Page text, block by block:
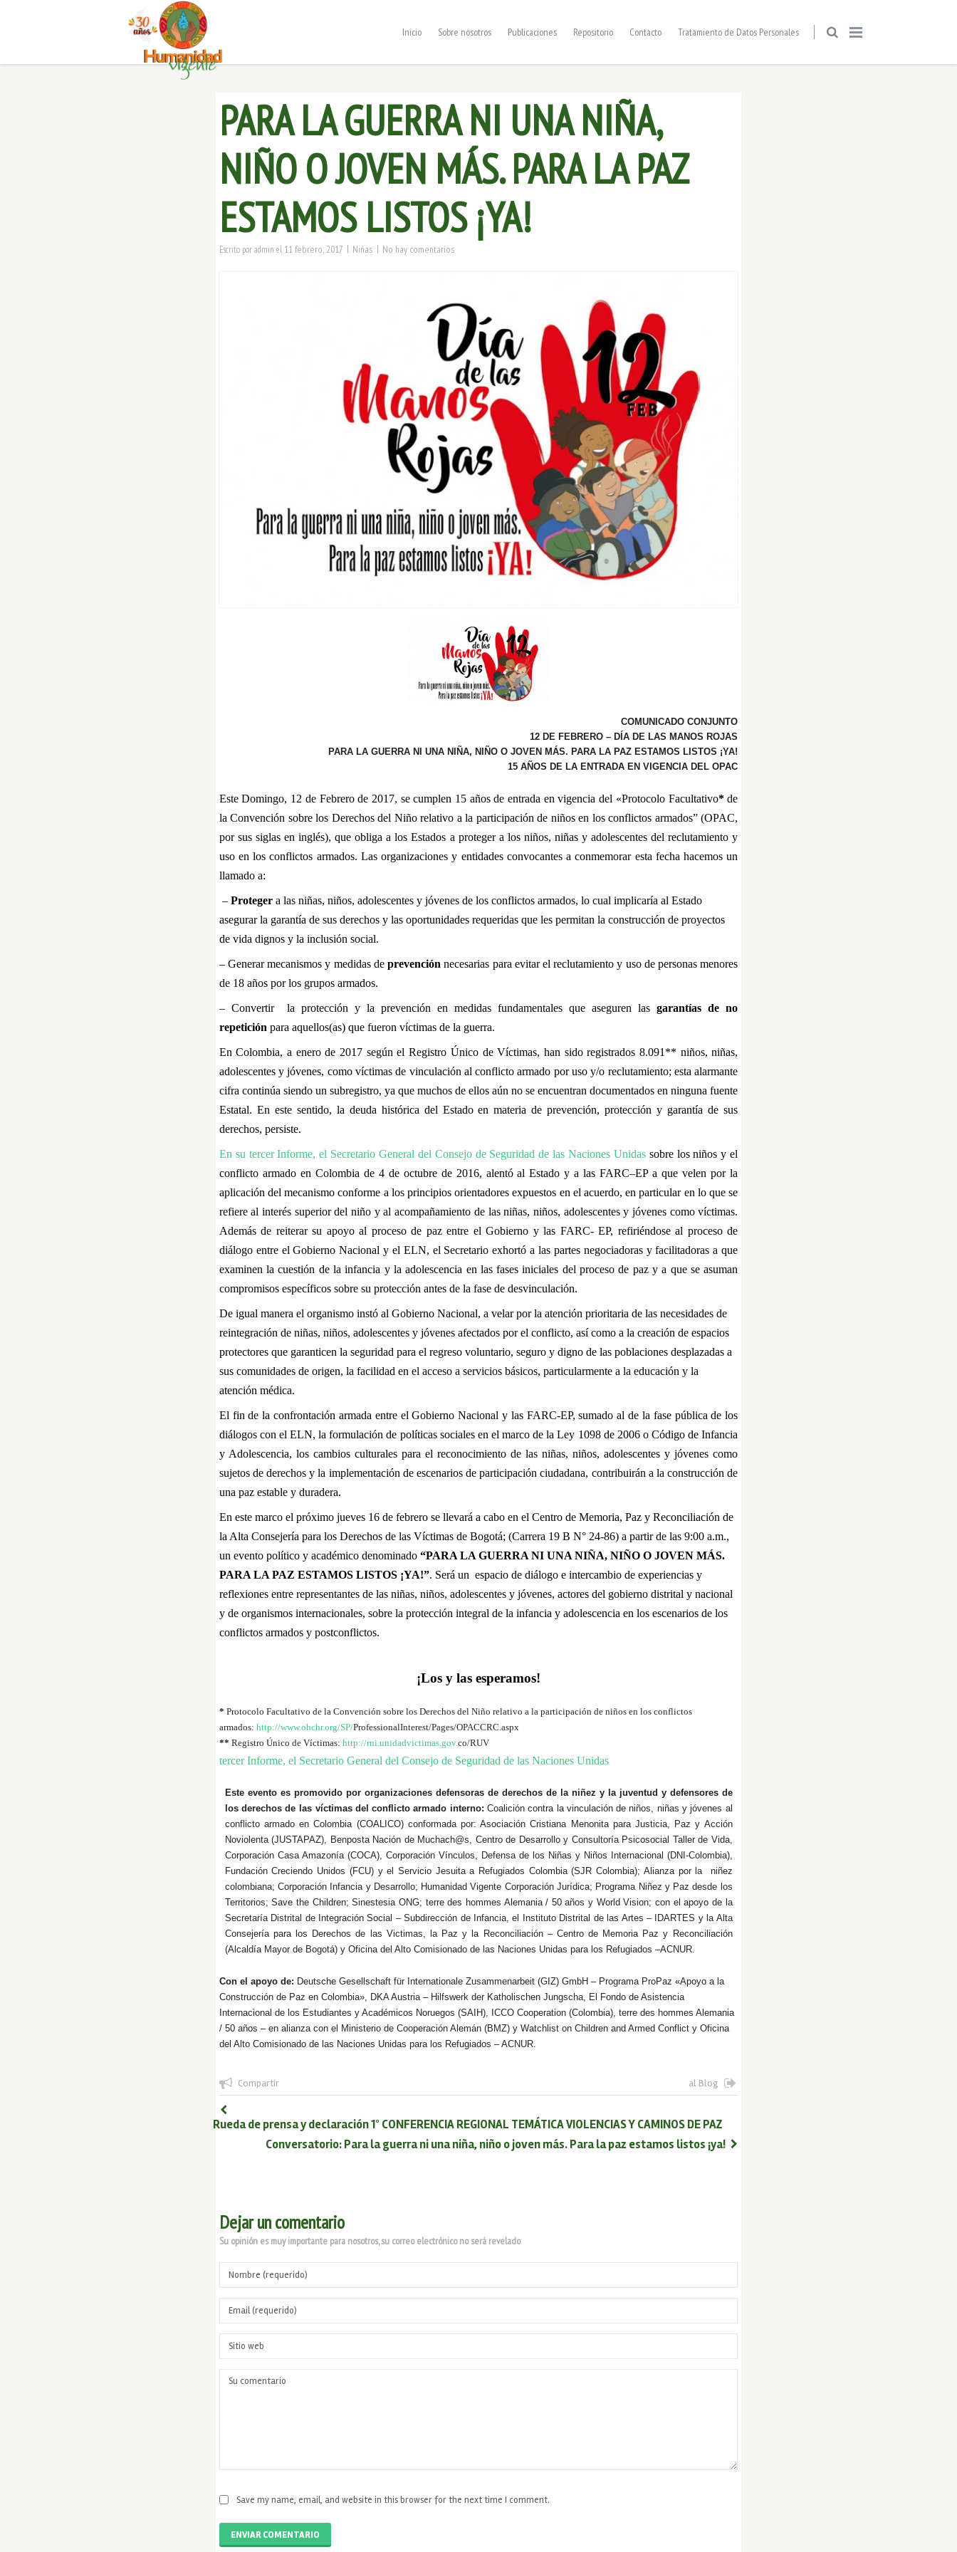
Inicio Sobre nosotros Publicaciones Repositorio Contacto Tratamiento de Datos Personales
PARA LA GUERRA NI UNA NIÑA,
NIÑO O JOVEN MÁS. PARA LA PAZ
ESTAMOS LISTOS ¡YA!
Escrito poradmin el 11 febrero, 2017 | Niñas | No hay comentarios
COMUNICADO CONJUNTO
12 DE FEBRERO – DÍA DE LAS MANOS ROJAS
PARA LA GUERRA NI UNA NIÑA, NIÑO O JOVEN MÁS. PARA LA PAZ ESTAMOS LISTOS ¡YA!
15 AÑOS DE LA ENTRADA EN VIGENCIA DEL OPAC
Este Domingo, 12 de Febrero de 2017, se cumplen 15 años de entrada en vigencia del «Protocolo Facultativo*de
la Convención sobre los Derechos del Niño relativo a la participación de niños en los conflictos armados” (OPAC,
por sus siglas en inglés), que obliga a los Estados a proteger a los niños, niñas y adolescentes del reclutamiento y
uso en los conflictos armados. Las organizaciones y entidades convocantes a conmemorar esta fecha hacemos un
llamado a:
– Protegera las niñas, niños, adolescentes y jóvenes de los conflictos armados, lo cual implicaría al Estado
asegurar la garantía de sus derechos y las oportunidades requeridas que les permitan la construcción de proyectos
de vida dignos y la inclusión social.
– Generar mecanismos y medidas deprevención necesarias para evitar el reclutamiento y uso de personas menores
de 18 años por los grupos armados.
– Convertir la protección y la prevención en medidas fundamentales que aseguren lasgarantías de no
repetición para aquellos(as) que fueron víctimas de la guerra.
En Colombia, a enero de 2017 según el Registro Único de Víctimas, han sido registrados 8.091** niños, niñas,
adolescentes y jóvenes, como víctimas de vinculación al conflicto armado por uso y/o reclutamiento; esta alarmante
cifra continúa siendo un subregistro, ya que muchos de ellos aún no se encuentran documentados en ninguna fuente
Estatal. En este sentido, la deuda histórica del Estado en materia de prevención, protección y garantía de sus
derechos, persiste.
En su tercer Informe, el Secretario General del Consejo de Seguridad de las Naciones Unidassobre los niños y el
conflicto armado en Colombia de 4 de octubre de 2016, alentó al Estado y a las FARC–EP a que velen por la
aplicación del mecanismo conforme a los principios orientadores expuestos en el acuerdo, en particular en lo que se
refiere al interés superior del niño y al acompañamiento de las niñas, niños, adolescentes y jóvenes como víctimas.
Además de reiterar su apoyo al proceso de paz entre el Gobierno y las FARC- EP, refiriéndose al proceso de
diálogo entre el Gobierno Nacional y el ELN, el Secretario exhortó a las partes negociadoras y facilitadoras a que
examinen la cuestión de la infancia y la adolescencia en las fases iniciales del proceso de paz y a que se asuman
compromisos específicos sobre su protección antes de la fase de desvinculación.
De igual manera el organismo instó al Gobierno Nacional, a velar por la atención prioritaria de las necesidades de
reintegración de niñas, niños, adolescentes y jóvenes afectados por el conflicto, así como a la creación de espacios
protectores que garanticen la seguridad para el regreso voluntario, seguro y digno de las poblaciones desplazadas a
sus comunidades de origen, la facilidad en el acceso a servicios básicos, particularmente a la educación y la
atención médica.
El fin de la confrontación armada entre el Gobierno Nacional y las FARC-EP, sumado al de la fase pública de los
diálogos con el ELN, la formulación de políticas sociales en el marco de la Ley 1098 de 2006 o Código de Infancia
y Adolescencia, los cambios culturales para el reconocimiento de las niñas, niños, adolescentes y jóvenes como
sujetos de derechos y la implementación de escenarios de participación ciudadana, contribuirán a la construcción de
una paz estable y duradera.
En este marco el próximo jueves 16 de febrero se llevará a cabo en el Centro de Memoria, Paz y Reconciliación de
la Alta Consejería para los Derechos de las Víctimas de Bogotá; (Carrera 19 B N° 24-86) a partir de las 9:00 a.m.,
un evento político y académico denominado “PARA LA GUERRA NI UNA NIÑA, NIÑO O JOVEN MÁS.
PARA LA PAZ ESTAMOS LISTOS ¡YA!”. Será un espacio de diálogo e intercambio de experiencias y
reflexiones entre representantes de las niñas, niños, adolescentes y jóvenes, actores del gobierno distrital y nacional
y de organismos internacionales, sobre la protección integral de la infancia y adolescencia en los escenarios de los
conflictos armados y postconflictos.
¡Los y las esperamos!
* Protocolo Facultativo de la Convención sobre los Derechos del Niño relativo a la participación de niños en los conflictos
armados: http://www.ohchr.org/SP/ProfessionalInterest/Pages/OPACCRC.aspx
** Registro Único de Víctimas: http://rni.unidadvictimas.gov.co/RUV
tercer Informe, el Secretario General del Consejo de Seguridad de las Naciones Unidas
Este evento es promovido por organizaciones defensoras de derechos de la niñez y la juventud y defensores de
los derechos de las víctimas del conflicto armado interno: Coalición contra la vinculación de niños, niñas y jóvenes al
conflicto armado en Colombia (COALICO) conformada por: Asociación Cristiana Menonita para Justicia, Paz y Acción
Noviolenta (JUSTAPAZ), Benposta Nación de Muchach@s, Centro de Desarrollo y Consultoría Psicosocial Taller de Vida,
Corporación Casa Amazonía (COCA), Corporación Vínculos, Defensa de los Niñas y Niños Internacional (DNI-Colombia),
Fundación Creciendo Unidos (FCU) y el Servicio Jesuita a Refugiados Colombia (SJR Colombia); Alianza por la niñez
colombiana; Corporación Infancia y Desarrollo; Humanidad Vigente Corporación Jurídica; Programa Niñez y Paz desde los
Territorios; Save the Children; Sinestesia ONG; terre des hommes Alemania / 50 años y World Vision; con el apoyo de la
Secretaría Distrital de Integración Social – Subdirección de Infancia, el Instituto Distrital de las Artes – IDARTES y la Alta
Consejería para los Derechos de las Victimas, la Paz y la Reconciliación – Centro de Memoria Paz y Reconciliación
(Alcaldía Mayor de Bogotá) y Oficina del Alto Comisionado de las Naciones Unidas para los Refugiados –ACNUR.
Con el apoyo de: Deutsche Gesellschaft für Internationale Zusammenarbeit (GIZ) GmbH – Programa ProPaz «Apoyo a la
Construcción de Paz en Colombia», DKA Austria – Hilfswerk der Katholischen Jungscha, El Fondo de Asistencia
Internacional de los Estudiantes y Académicos Noruegos (SAIH), ICCO Cooperation (Colombia), terre des hommes Alemania
/ 50 años – en alianza con el Ministerio de Cooperación Alemán (BMZ) y Watchlist on Children and Armed Conflict y Oficina
del Alto Comisionado de las Naciones Unidas para los Refugiados – ACNUR.
Compartir al Blog
Rueda de prensa y declaración 1° CONFERENCIA REGIONAL TEMÁTICA VIOLENCIAS Y CAMINOS DE PAZ
Conversatorio: Para la guerra ni una niña, niño o joven más. Para la paz estamos listos ¡ya!
Dejar un comentario
Su opinión es muy importante para nosotros, su correo electrónico no será revelado
Save my name, email, and website in this browser for the next time I comment.
ENVIAR COMENTARIO